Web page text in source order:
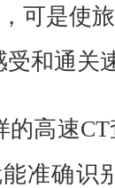
可是使
和通关
的高速
准确识